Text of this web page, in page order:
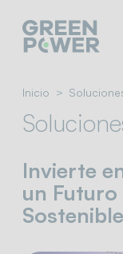
menú
contenido
página
Inicio
Invierte
un
Sostenible